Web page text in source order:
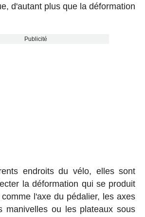
d'autant plus que la déformation
Publicité
endroits du vélo, elles sont
la déformation qui se produit
l'axe du pédalier, les axes
manivelles ou les plateaux sous